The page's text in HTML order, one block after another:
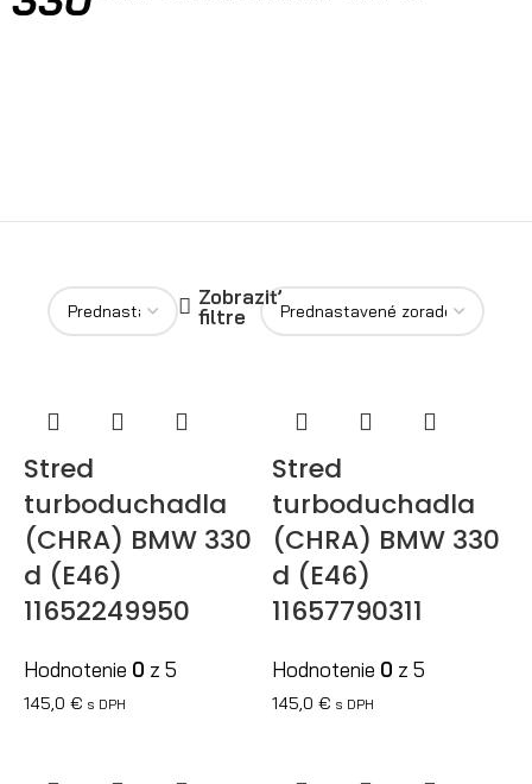
Zobraziť
filtre
Stred
turboduchadla
(CHRA) BMW 330
d (E46)
11652249950
Hodnotenie 0 z 5
145,0 € s DPH
Stred
turboduchadla
(CHRA) BMW 330
d (E46)
11657790311
Hodnotenie 0 z 5
145,0 € s DPH